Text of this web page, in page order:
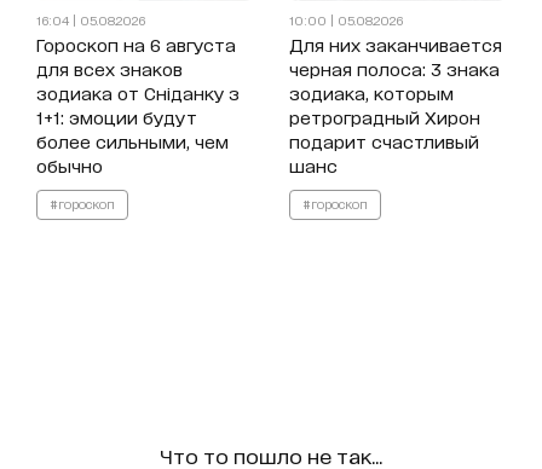
16:04 | 05.08.2026
Гороскоп на 6 августа
для всех знаков
зодиака от Сніданку з
1+1: эмоции будут
более сильными, чем
обычно
#гороскоп
10:00 | 05.08.2026
Для них заканчивается
черная полоса: 3 знака
зодиака, которым
ретроградный Хирон
подарит счастливый
шанс
#гороскоп
Что то пошло не так...